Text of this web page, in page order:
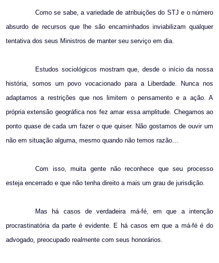
Como se sabe, a variedade de atribuições do STJ e o número
absurdo de recursos que lhe são encaminhados inviabilizam qualquer
tentativa dos seus Ministros de manter seu serviço em dia.
Estudos sociológicos mostram que, desde o início da nossa
história, somos um povo vocacionado para a Liberdade. Nunca nos
adaptamos a restrições que nos limitem o pensamento e a ação. A
própria extensão geográfica nos fez amar essa amplitude. Chegamos ao
ponto quase de cada um fazer o que quiser. Não gostamos de ouvir um
não em situação alguma, mesmo quando não temos razão…
Com isso, muita gente não reconhece que seu processo
esteja encerrado e que não tenha direito a mais um grau de jurisdição.
Mas há casos de verdadeira má-fé, em que a intenção
procrastinatória da parte é evidente. E há casos em que a má-fé é do
advogado, preocupado realmente com seus honorários.